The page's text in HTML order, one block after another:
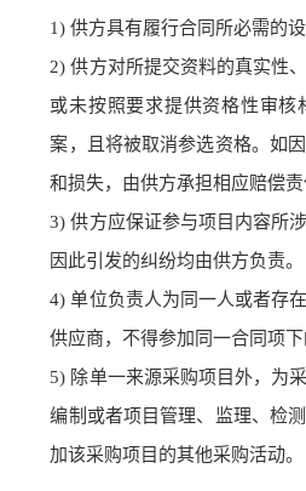
1) 供方具有履行合同所必需的
2) 供方对所提交资料的真实性
或未按照要求提供资格性审核
案，且将被取消参选资格。如
和损失，由供方承担相应赔偿责
3) 供方应保证参与项目内容所
因此引发的纠纷均由供方负责。
4) 单位负责人为同一人或者存
供应商，不得参加同一合同项
5) 除单一来源采购项目外，为
编制或者项目管理、监理、检
加该采购项目的其他采购活动。